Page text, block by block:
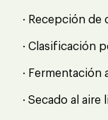
· Recepción de
· Clasificación
· Fermentación
· Secado al